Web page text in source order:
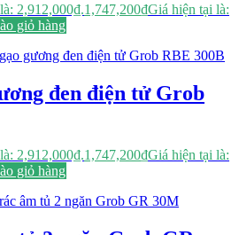
2,912,000₫.1,747,200₫Giá hiện tại là:
giỏ hàng
đen điện tử Grob
2,912,000₫.1,747,200₫Giá hiện tại là:
giỏ hàng